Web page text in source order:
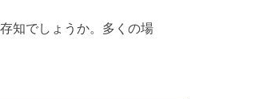
知でしょうか。多くの場